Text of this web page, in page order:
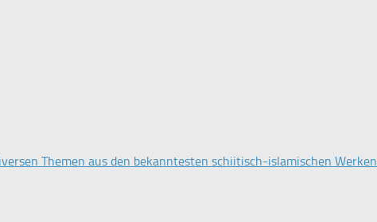
Themen aus den bekanntesten schiitisch-islamischen Werken